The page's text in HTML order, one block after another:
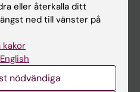
eller återkalla ditt
ned till vänster på
kakor
nödvändiga